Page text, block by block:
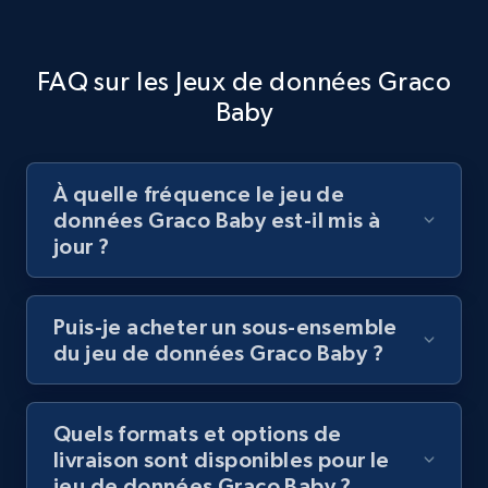
FAQ sur les Jeux de données Graco
Baby
À quelle fréquence le jeu de
données Graco Baby est-il mis à
jour ?
Puis-je acheter un sous-ensemble
du jeu de données Graco Baby ?
Quels formats et options de
livraison sont disponibles pour le